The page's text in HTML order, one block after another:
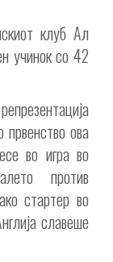
клуб Ал
учинок со 42
првенство ова
во игра во
против
стартер во
славеше